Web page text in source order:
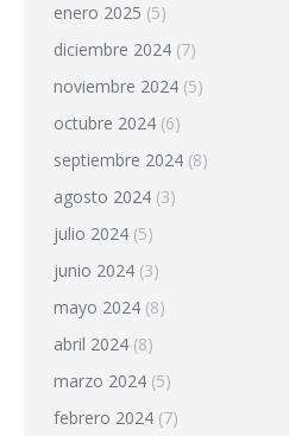
enero 2025 (5)
diciembre 2024 (7)
noviembre 2024 (5)
octubre 2024 (6)
septiembre 2024 (8)
agosto 2024 (3)
julio 2024 (5)
junio 2024 (3)
mayo 2024 (8)
abril 2024 (8)
marzo 2024 (5)
febrero 2024 (7)